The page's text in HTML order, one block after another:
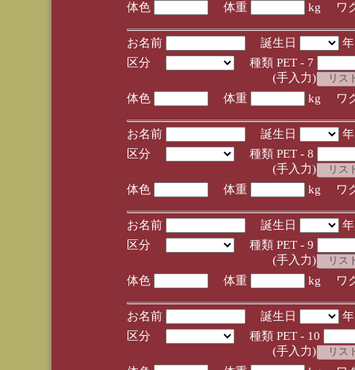
体色
体重 kg ワ
お名前 誕生日
区分
種類 PET - 7
(手入力)
体色
体重 kg ワ
お名前 誕生日
区分
種類 PET - 8
(手入力)
体色
体重 kg ワ
お名前 誕生日
区分
種類 PET - 9
(手入力)
体色
体重 kg ワ
お名前 誕生日
区分
種類 PET - 10
(手入力)